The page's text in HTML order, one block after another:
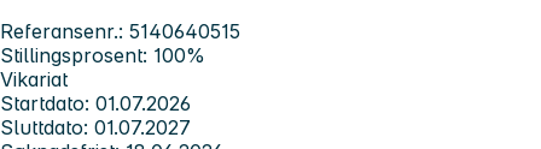
Referansenr.: 5140640515
Stillingsprosent: 100%
Vikariat
Startdato: 01.07.2026
Sluttdato: 01.07.2027